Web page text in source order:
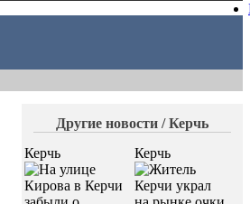
Другие новости / Керчь
Керчь
Керчь